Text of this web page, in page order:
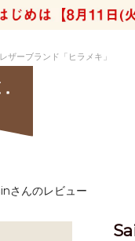
ザーブランド「ヒラメキ」
シーナ
ナ
さが
さんのレビュー